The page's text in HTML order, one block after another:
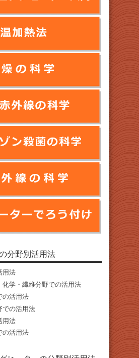
分野別活用法
用法
化学・繊維分野での活用法
の活用法
での活用法
用法
の活用法